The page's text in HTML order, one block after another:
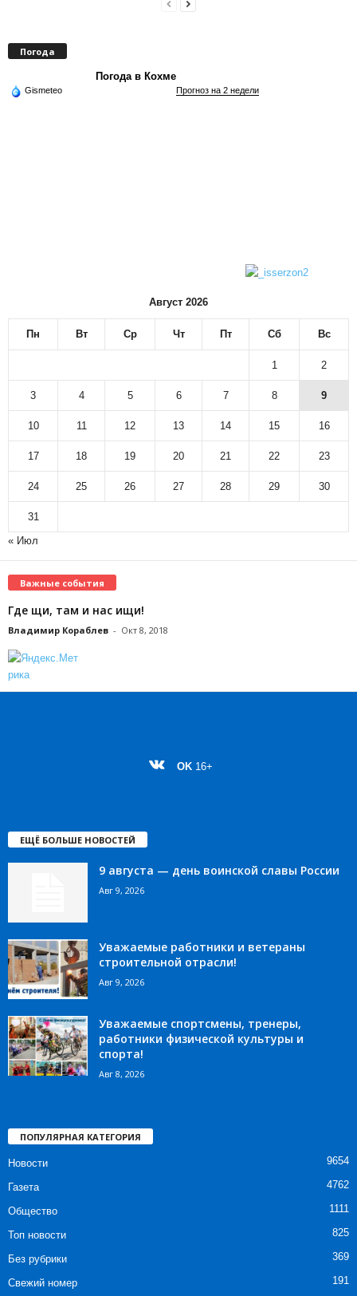
Погода
Погода в Кохме
Gismeteo Прогноз на 2 недели
Август 2026
Пн Вт Ср Чт Пт Сб Вс
1 2
3 4 5 6 7 8 9
10 11 12 13 14 15 16
17 18 19 20 21 22 23
24 25 26 27 28 29 30
31
« Июл
Важные события
Где щи, там и нас ищи!
Владимир Кораблев - Окт 8, 2018
OK 16+
ЕЩЁ БОЛЬШЕ НОВОСТЕЙ
9 августа — день воинской славы России
Авг 9, 2026
Уважаемые работники и ветераны
строительной отрасли!
Авг 9, 2026
Уважаемые спортсмены, тренеры,
работники физической культуры и
спорта!
Авг 8, 2026
ПОПУЛЯРНАЯ КАТЕГОРИЯ
Новости 9654
Газета 4762
Общество 1111
Топ новости 825
Без рубрики 369
Свежий номер 191